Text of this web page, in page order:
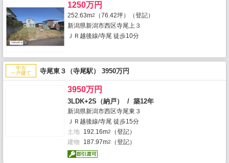
1250万円
252.63m2
（76.42坪）（登記）
新潟県新潟市西区寺尾上３
ＪＲ越後線/寺尾 徒歩10分
中古
一戸建て
寺尾東３（寺尾駅） 3950万円
3950万円
3LDK+2S（納戸） / 築12年
新潟県新潟市西区寺尾東３
ＪＲ越後線/寺尾 徒歩15分
土地 192.16m2
（登記）
建物
187.97m2 （登記）